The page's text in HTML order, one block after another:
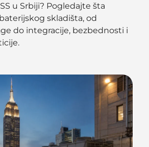
u Srbiji? Pogledajte šta
skladišta, od
do integracije, bezbednosti i